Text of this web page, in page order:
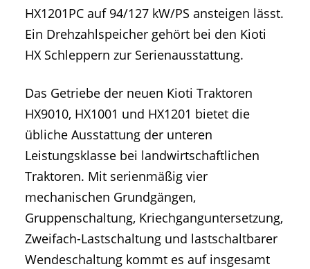
HX1201PC auf 94/127 kW/PS ansteigen lässt.
Ein Drehzahlspeicher gehört bei den Kioti
HX Schleppern zur Serienausstattung.
Das Getriebe der neuen Kioti Traktoren
HX9010, HX1001 und HX1201 bietet die
übliche Ausstattung der unteren
Leistungsklasse bei landwirtschaftlichen
Traktoren. Mit serienmäßig vier
mechanischen Grundgängen,
Gruppenschaltung, Kriechganguntersetzung,
Zweifach-Lastschaltung und lastschaltbarer
Wendeschaltung kommt es auf insgesamt